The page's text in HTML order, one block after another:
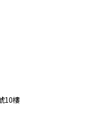
10樓